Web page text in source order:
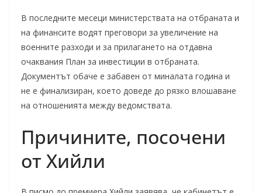
В последните месеци министерствата на отбраната и
на финансите водят преговори за увеличение на
военните разходи и за прилагането на отдавна
очаквания План за инвестиции в отбраната.
Документът обаче е забавен от миналата година и
не е финализиран, което доведе до рязко влошаване
на отношенията между ведомствата.
Причините, посочени
от Хийли